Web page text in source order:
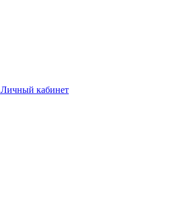
Личный кабинет